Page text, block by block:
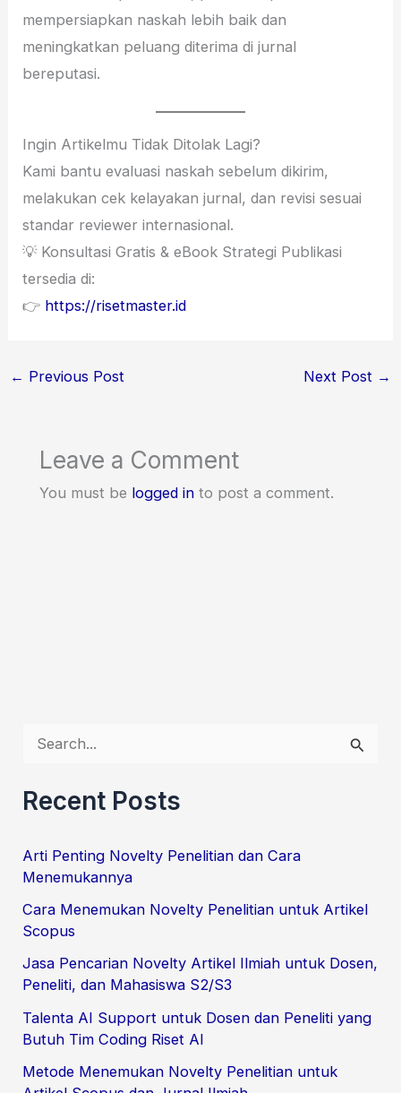
mempersiapkan naskah lebih baik dan
meningkatkan peluang diterima di jurnal
bereputasi.
Ingin Artikelmu Tidak Ditolak Lagi?
Kami bantu evaluasi naskah sebelum dikirim,
melakukan cek kelayakan jurnal, dan revisi sesuai
standar reviewer internasional.
💡 Konsultasi Gratis & eBook Strategi Publikasi
tersedia di:
👉 https://risetmaster.id
← Previous Post Next Post →
Leave a Comment
You must be logged into post a comment.
a
c
f
r
Recent Posts
Arti Penting Novelty Penelitian dan Cara
Menemukannya
Cara Menemukan Novelty Penelitian untuk Artikel
Scopus
Jasa Pencarian Novelty Artikel Ilmiah untuk Dosen,
Peneliti, dan Mahasiswa S2/S3
Talenta AI Support untuk Dosen dan Peneliti yang
Butuh Tim Coding Riset AI
Metode Menemukan Novelty Penelitian untuk